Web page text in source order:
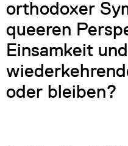
orthodoxer
queeren
Einsamkeit
oder bleiben?